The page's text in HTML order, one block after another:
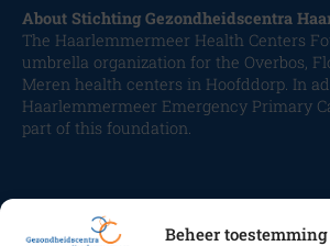
Beheer toestemming
About Stichting Gezondheidscentra
The Haarlemmermeer Health Centers
umbrella organization for the Overbos,
Meren health centers in Hoofddorp. In
Haarlemmermeer Emergency Primary
part of this foundation.